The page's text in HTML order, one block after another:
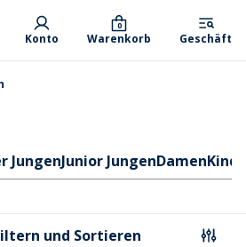
Konto Warenkorb
0
Geschäft
JungenJunior JungenDamen
und Sortieren